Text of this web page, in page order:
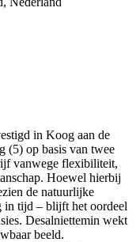
in Koog aan de
(5) op basis van twee
vanwege flexibiliteit,
Hoewel hierbij
de natuurlijke
in tijd – blijft het oordeel
Desalniettemin wekt
beeld.